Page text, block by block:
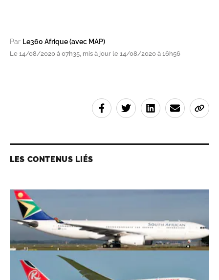
Par Le360 Afrique (avec MAP)
Le 14/08/2020 à 07h35, mis à jour le 14/08/2020 à 16h56
LES CONTENUS LIÉS